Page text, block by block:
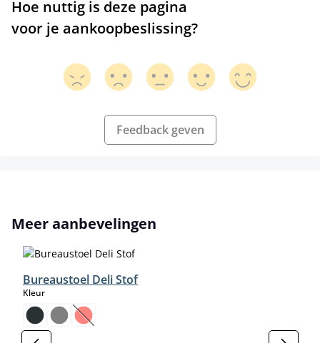
Hoe nuttig is deze pagina
voor je aankoopbeslissing?
Feedback geven
Productgalerij overslaan
Meer aanbevelingen
Bureaustoel Deli Stof
Kleurselect
(Deze optie is momenteel niet beschikbaar.)